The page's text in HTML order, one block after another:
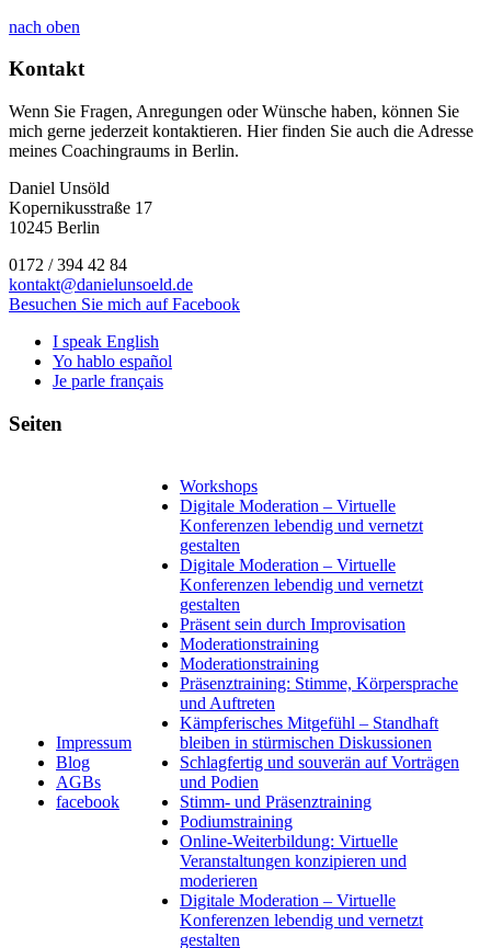
nach oben
Kontakt
Wenn Sie Fragen, Anregungen oder Wünsche haben, können Sie
mich gerne jederzeit kontaktieren. Hier finden Sie auch die Adresse
meines Coachingraums in Berlin.
Daniel Unsöld
Kopernikusstraße 17
10245 Berlin
0172 / 394 42 84
kontakt@danielunsoeld.de
Besuchen Sie mich auf Facebook
I speak English
Yo hablo español
Je parle français
Seiten
Impressum
Blog
AGBs
facebook
Workshops
Digitale Moderation – Virtuelle
Konferenzen lebendig und vernetzt
gestalten
Digitale Moderation – Virtuelle
Konferenzen lebendig und vernetzt
gestalten
Präsent sein durch Improvisation
Moderationstraining
Moderationstraining
Präsenztraining: Stimme, Körpersprache
und Auftreten
Kämpferisches Mitgefühl – Standhaft
bleiben in stürmischen Diskussionen
Schlagfertig und souverän auf Vorträgen
und Podien
Stimm- und Präsenztraining
Podiumstraining
Online-Weiterbildung: Virtuelle
Veranstaltungen konzipieren und
moderieren
Digitale Moderation – Virtuelle
Konferenzen lebendig und vernetzt
gestalten